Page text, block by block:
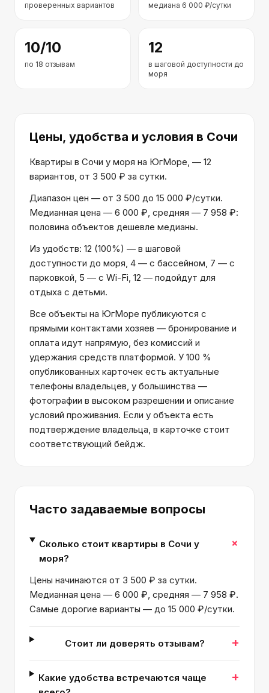
проверенных вариантов медиана 6 000 ₽/сутки
10/10
по 18 отзывам
12
в шаговой доступности до
моря
Цены, удобства и условия в Сочи
Квартиры в Сочи у моря на ЮгМоре, — 12
вариантов, от 3 500 ₽ за сутки.
Диапазон цен — от 3 500 до 15 000 ₽/сутки.
Медианная цена — 6 000 ₽, средняя — 7 958 ₽:
половина объектов дешевле медианы.
Из удобств: 12 (100%) — в шаговой
доступности до моря, 4 — с бассейном, 7 — с
парковкой, 5 — с Wi-Fi, 12 — подойдут для
отдыха с детьми.
Все объекты на ЮгМоре публикуются с
прямыми контактами хозяев — бронирование и
оплата идут напрямую, без комиссий и
удержания средств платформой. У 100 %
опубликованных карточек есть актуальные
телефоны владельцев, у большинства —
фотографии в высоком разрешении и описание
условий проживания. Если у объекта есть
подтверждение владельца, в карточке стоит
соответствующий бейдж.
Часто задаваемые вопросы
Сколько стоит квартиры в Сочи у
моря?
+
Цены начинаются от 3 500 ₽ за сутки.
Медианная цена — 6 000 ₽, средняя — 7 958 ₽.
Самые дорогие варианты — до 15 000 ₽/сутки.
Стоит ли доверять отзывам? +
Какие удобства встречаются чаще
+